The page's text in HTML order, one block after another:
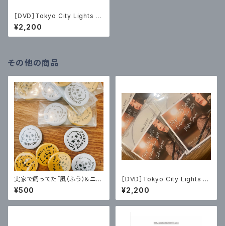
［DVD］Tokyo City Lights R
elease Tour 2024 （2024.1/
14 at Grapefruit Moon）
¥2,200
その他の商品
実家で飼ってた「風（ふう）＆ニ
コ」缶バッチ2個セット
¥500
［DVD］Tokyo City Lights R
elease Tour 2024 （2024.1/
14 at Grapefruit Moon）
¥2,200